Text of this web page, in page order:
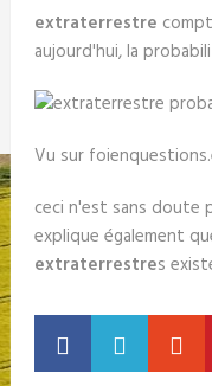
extraterrestre
aujourd'hui, la
Vu sur
ceci n'est sans doute
explique également
extraterrestres